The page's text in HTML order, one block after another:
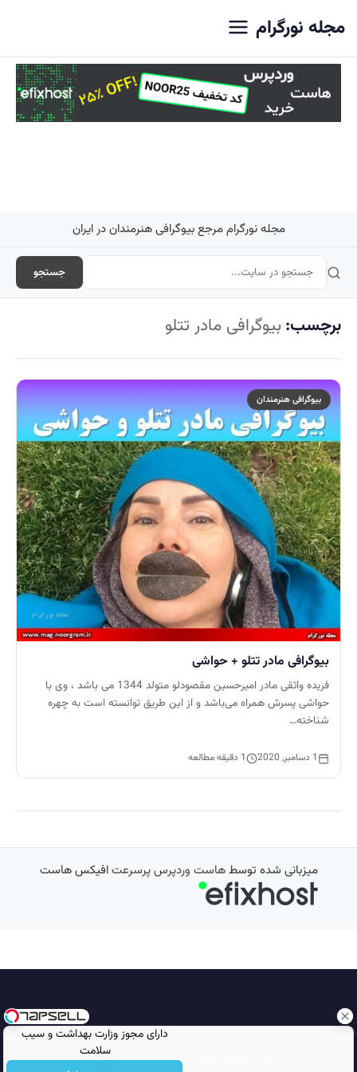
دارای مجوز وزارت بهداشت و سیب
سلامت
مجله نورگرام
مجله نورگرام مرجع بیوگرافی هنرمندان در ایران
جستجو
برچسب: بیوگرافی مادر تتلو
بیوگرافی هنرمندان
بیوگرافی مادر تتلو + حواشی
فریده واثقی مادر امیرحسین مقصودلو متولد 1344 می باشد ، وی با
حواشی پسرش همراه می‌باشد و از این طریق توانسته است به چهره
شناخته…
1 دسامبر, 2020 1 دقیقه مطالعه
میزبانی شده توسطهاست وردپرس پرسرعتافیکس هاست
تمامی حقوق محفوظ است © 2026 مجله نورگرام